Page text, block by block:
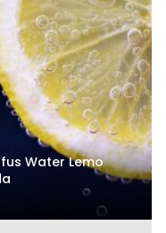
Water Lemo